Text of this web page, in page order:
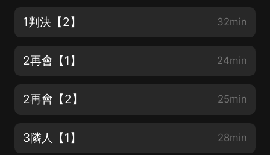
1判決【2】 32min
2再會【1】 24min
2再會【2】 25min
3隣人【1】 28min